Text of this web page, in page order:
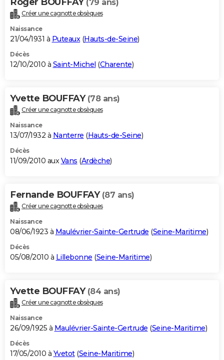
(79 ans)
Créer une cagnotte obsèques
Naissance
21/04/1931 à Puteaux(Hauts-de-Seine)
Décès
12/10/2010 à Saint-Michel (Charente)
Yvette BOUFFAY (78 ans)
Créer une cagnotte obsèques
Naissance
13/07/1932 à Nanterre (Hauts-de-Seine)
Décès
11/09/2010 auxVans (Ardèche)
Fernande BOUFFAY (87 ans)
Créer une cagnotte obsèques
Naissance
08/06/1923 à Maulévrier-Sainte-Gertrude (Seine-Maritime)
Décès
05/08/2010 à Lillebonne (Seine-Maritime)
Yvette BOUFFAY (84 ans)
Créer une cagnotte obsèques
Naissance
26/09/1925 à Maulévrier-Sainte-Gertrude (Seine-Maritime)
Décès
17/05/2010 à Yvetot(Seine-Maritime)